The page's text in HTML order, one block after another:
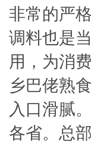
非常的严
调料也是
用，为消
乡巴佬熟
入口滑腻
各省。总